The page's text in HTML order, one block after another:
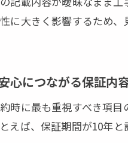
に大きく影響するため
心につながる保証内
時に最も重視すべき項
えば、保証期間が10年